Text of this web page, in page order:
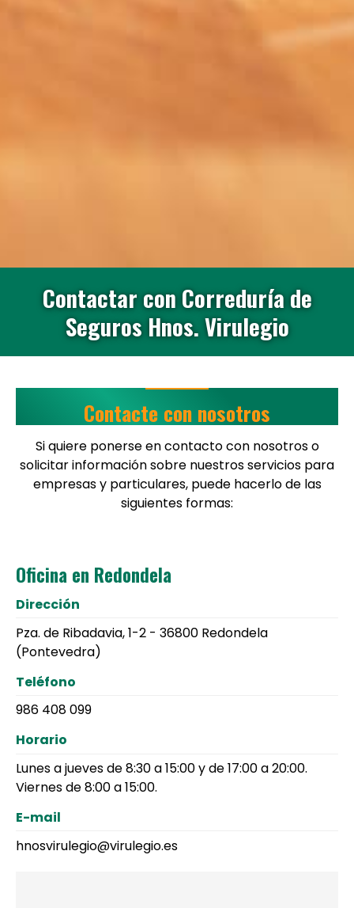
Contactar con Correduría de
Seguros Hnos. Virulegio
Contacte con nosotros
Si quiere ponerse en contacto con nosotros o
solicitar información sobre nuestros servicios para
empresas y particulares, puede hacerlo de las
siguientes formas:
Oficina en Redondela
Dirección
Pza. de Ribadavia, 1-2 - 36800 Redondela
(Pontevedra)
Teléfono
986 408 099
Horario
Lunes a jueves de 8:30 a 15:00 y de 17:00 a 20:00.
Viernes de 8:00 a 15:00.
E-mail
hnosvirulegio@virulegio.es